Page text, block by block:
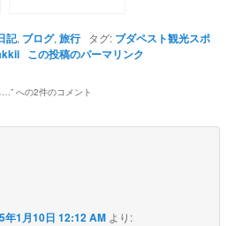
記, ブログ,旅行タグ: ブダペスト観光スポ
この投稿のパーマリンク
…” への2件のコメント
年1月10日 12:12 AM より: